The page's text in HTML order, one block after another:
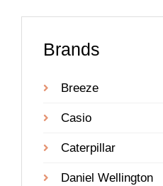
Brands
Breeze
Casio
Caterpillar
Daniel Wellington